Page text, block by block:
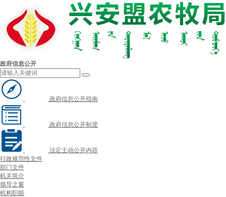
政府信息公开
政府信息公开指南
政府信息公开制度
法定主动公开内容
行政规范性文件
部门文件
机关简介
领导之窗
机构职能